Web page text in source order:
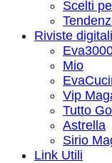
Scelti
Riviste digitali
Mio
Vip
Tutto
Astrella
Sirio
Link Utili